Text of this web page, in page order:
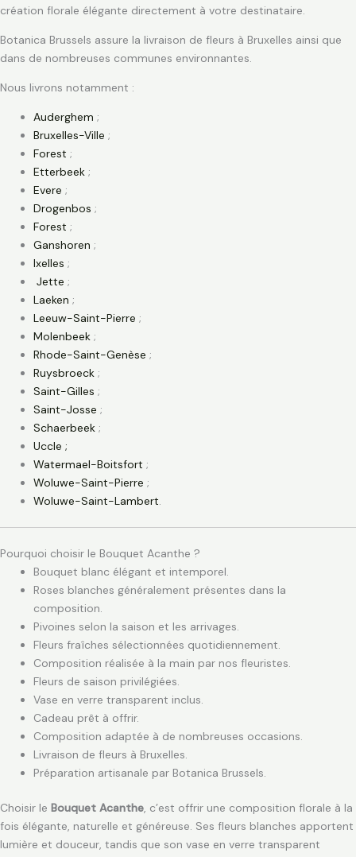
création florale élégante directement à votre destinataire.
Botanica Brussels assure la livraison de fleurs à Bruxelles ainsi que
dans de nombreuses communes environnantes.
Nous livrons notamment :
Auderghem ;
Bruxelles-Ville ;
Forest ;
Etterbeek ;
Evere ;
Drogenbos ;
Forest ;
Ganshoren ;
Ixelles ;
Jette ;
Laeken ;
Leeuw-Saint-Pierre ;
Molenbeek ;
Rhode-Saint-Genèse ;
Ruysbroeck ;
Saint-Gilles ;
Saint-Josse ;
Schaerbeek ;
Uccle ;
Watermael-Boitsfort ;
Woluwe-Saint-Pierre ;
Woluwe-Saint-Lambert.
Pourquoi choisir le Bouquet Acanthe ?
Bouquet blanc élégant et intemporel.
Roses blanches généralement présentes dans la
composition.
Pivoines selon la saison et les arrivages.
Fleurs fraîches sélectionnées quotidiennement.
Composition réalisée à la main par nos fleuristes.
Fleurs de saison privilégiées.
Vase en verre transparent inclus.
Cadeau prêt à offrir.
Composition adaptée à de nombreuses occasions.
Livraison de fleurs à Bruxelles.
Préparation artisanale par Botanica Brussels.
Choisir le Bouquet Acanthe, c’est offrir une composition florale à la
fois élégante, naturelle et généreuse. Ses fleurs blanches apportent
lumière et douceur, tandis que son vase en verre transparent